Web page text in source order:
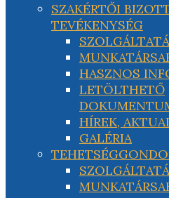
SZAKÉRTŐI
TEVÉKENYSÉG
HASZNOS
LETÖLTHETŐ
HÍREK,
GALÉRIA